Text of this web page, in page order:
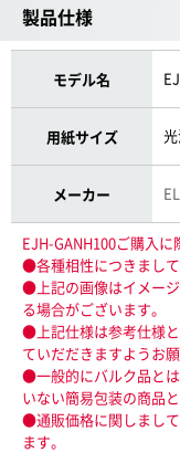
製品仕様
モデル名
用紙サイズ
メーカー
EJH-GANH100ご購入
●各種相性につきまして
●上記の画像はイメー
る場合がございます。
●上記仕様は参考仕様
ていだだきますようお
●一般的にバルク品と
いない簡易包装の商品と
●通販価格に関しまし
ます。